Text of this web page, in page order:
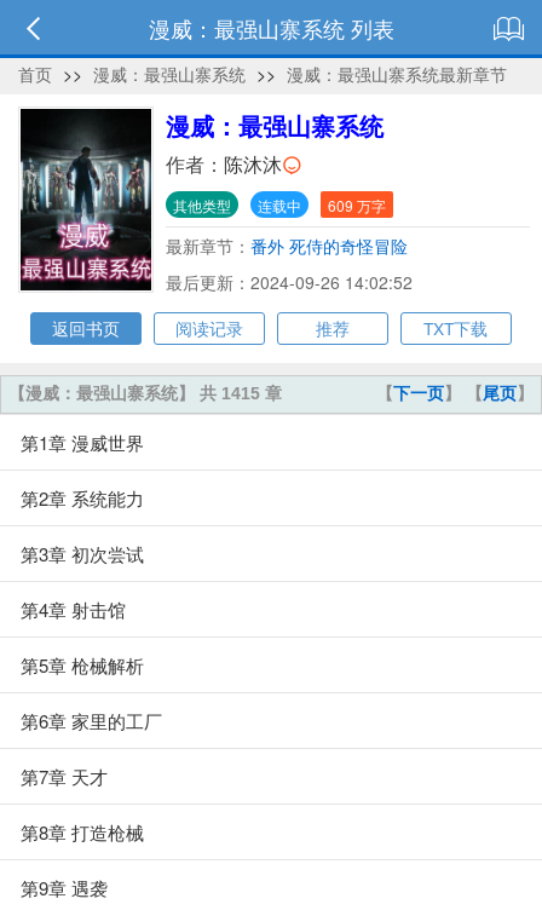
漫威：最强山寨系统 列表
首页 >> 漫威：最强山寨系统 >> 漫威：最强山寨系统最新章节
漫威：最强山寨系统
作者： 陈沐沐
其他类型 连载中 609 万字
最新章节： 番外 死侍的奇怪冒险
最后更新：2024-09-26 14:02:52
返回书页
阅读记录 推荐 TXT下载
【下一页】 【尾页】
【漫威：最强山寨系统】 共 1415 章
第1章 漫威世界
第2章 系统能力
第3章 初次尝试
第4章 射击馆
第5章 枪械解析
第6章 家里的工厂
第7章 天才
第8章 打造枪械
第9章 遇袭